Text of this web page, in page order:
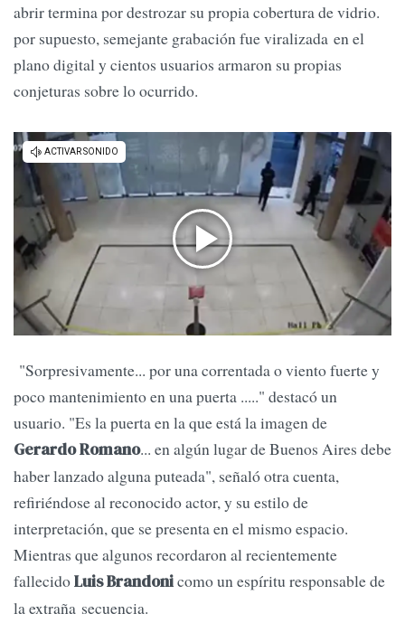
abrir termina por destrozar su propia cobertura de vidrio.
por supuesto, semejante grabación fue viralizada en el
plano digital y cientos usuarios armaron su propias
conjeturas sobre lo ocurrido.
"Sorpresivamente... por una correntada o viento fuerte y
poco mantenimiento en una puerta ....." destacó un
usuario. "Es la puerta en la que está la imagen de
Gerardo Romano... en algún lugar de Buenos Aires debe
haber lanzado alguna puteada", señaló otra cuenta,
refiriéndose al reconocido actor, y su estilo de
interpretación, que se presenta en el mismo espacio.
Mientras que algunos recordaron al recientemente
fallecidoLuis Brandonicomo un espíritu responsable de
la extraña secuencia.